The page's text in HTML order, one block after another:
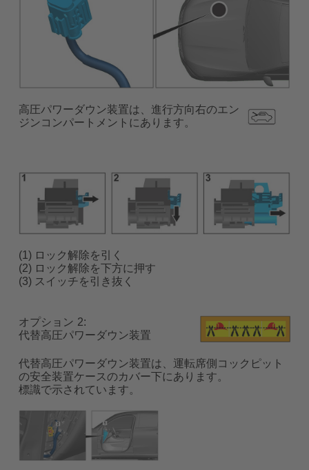
高圧パワーダウン装置は、進行方向右のエン
ジンコンパートメントにあります。
(1) ロック解除を引く
(2) ロック解除を下方に押す
(3) スイッチを引き抜く
オプション
代替高圧パワーダウン装置
代替高圧パワーダウン装置は、運転席側コックピット
の安全装置ケースのカバー下にあります。
標識で示されています。